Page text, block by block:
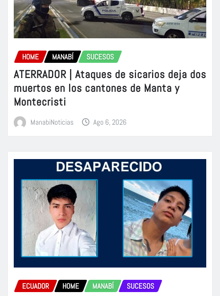
HOME MANABÍ SUCESOS
ATERRADOR | Ataques de sicarios deja dos
muertos en los cantones de Manta y
Montecristi
ManabiNoticias Ago 6, 2026
ECUADOR HOME MANABÍ SUCESOS